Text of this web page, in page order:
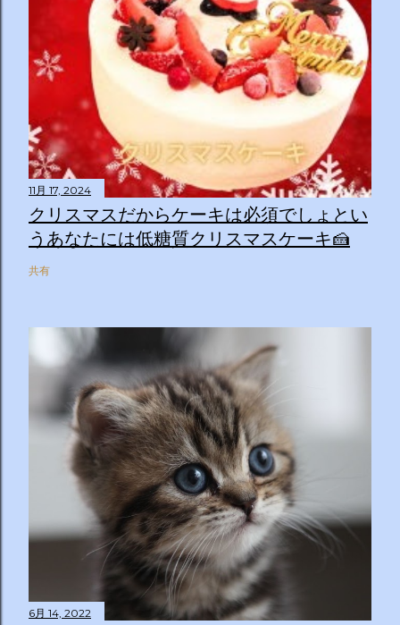
11月 17, 2024
クリスマスだからケーキは必須でしょとい
うあなたには低糖質クリスマスケーキ🍰
共有
6月 14, 2022